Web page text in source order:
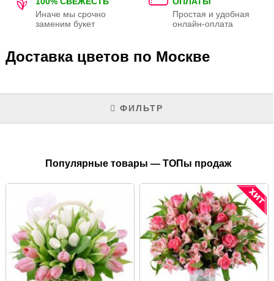
Иначе мы срочно
заменим букет
Простая и удобная
онлайн-оплата
Доставка цветов по Москве
ФИЛЬТР
Популярные товары — ТОПы продаж